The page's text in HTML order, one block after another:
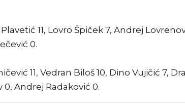
11, Lovro Špiček 7, Andrej
0.
11, Vedran Biloš 10, Dino Vujičić 7,
Andrej Radaković 0.